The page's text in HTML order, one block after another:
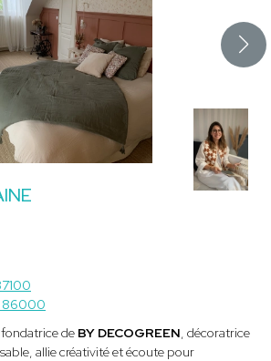
86000
fondatrice de BY DECOGREEN , décoratrice
allie créativité et écoute pour